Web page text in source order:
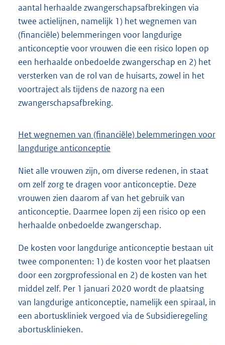
aantal herhaalde zwangerschapsafbrekingen via
twee actielijnen, namelijk 1) het wegnemen van
(financiële) belemmeringen voor langdurige
anticonceptie voor vrouwen die een risico lopen op
een herhaalde onbedoelde zwangerschap en 2) het
versterken van de rol van de huisarts, zowel in het
voortraject als tijdens de nazorg na een
zwangerschapsafbreking.
Het wegnemen van (financiële) belemmeringen voor
langdurige anticonceptie
Niet alle vrouwen zijn, om diverse redenen, in staat
om zelf zorg te dragen voor anticonceptie. Deze
vrouwen zien daarom af van het gebruik van
anticonceptie. Daarmee lopen zij een risico op een
herhaalde onbedoelde zwangerschap.
De kosten voor langdurige anticonceptie bestaan uit
twee componenten: 1) de kosten voor het plaatsen
door een zorgprofessional en 2) de kosten van het
middel zelf. Per 1 januari 2020 wordt de plaatsing
van langdurige anticonceptie, namelijk een spiraal, in
een abortuskliniek vergoed via de Subsidieregeling
abortusklinieken.